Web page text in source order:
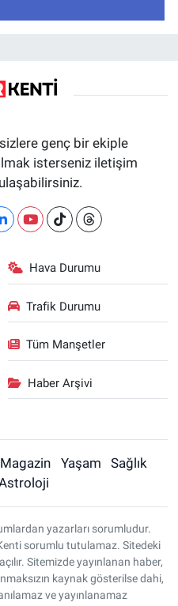
genç bir ekiple
isterseniz iletişim
Hava Durumu
Trafik Durumu
Tüm Manşetler
Haber Arşivi
Magazin Yaşam
Sağlık
yazarları sorumludur.
sorumlu tutulamaz. Sitedeki
Sitemizde yayınlanan haber,
kaynak gösterilse dahi,
ve yayınlanamaz